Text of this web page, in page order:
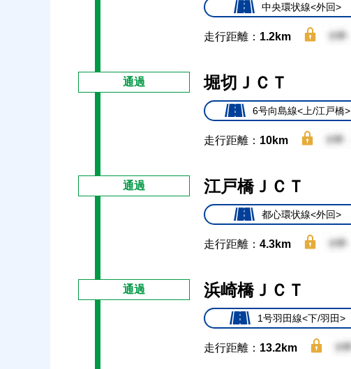
中央環状線<外回>
走行距離： 1.2km
通過 堀切ＪＣＴ
6号向島線<上/江戸橋>
走行距離： 10km
通過 江戸橋ＪＣＴ
都心環状線<外回>
走行距離： 4.3km
通過 浜崎橋ＪＣＴ
1号羽田線<下/羽田>
走行距離： 13.2km